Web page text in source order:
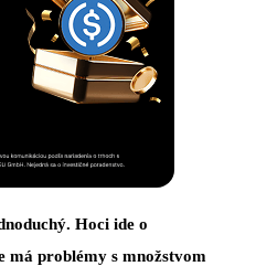
Hoci ide o
má problémy s množstvom